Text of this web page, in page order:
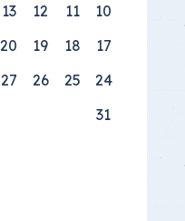
10
11
12
13
17
18
19
20
24
25
26
27
31